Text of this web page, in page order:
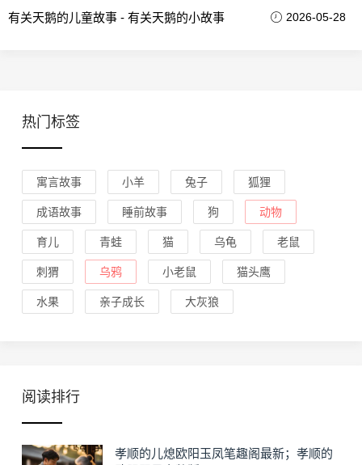
有关天鹅的儿童故事 - 有关天鹅的小故事 2026-05-28
热门标签
寓言故事 小羊 兔子 狐狸
成语故事 睡前故事 狗 动物
育儿 青蛙 猫 乌龟 老鼠
刺猬 乌鸦 小老鼠 猫头鹰
水果 亲子成长 大灰狼
阅读排行
孝顺的儿熄欧阳玉凤笔趣阁最新；孝顺的